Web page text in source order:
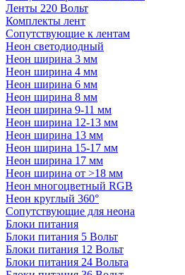
Ленты 220 Вольт
Комплекты лент
Сопутствующие к лентам
Неон светодиодный
Неон ширина 3 мм
Неон ширина 4 мм
Неон ширина 6 мм
Неон ширина 8 мм
Неон ширина 9-11 мм
Неон ширина 12-13 мм
Неон ширина 13 мм
Неон ширина 15-17 мм
Неон ширина 17 мм
Неон ширина от >18 мм
Неон многоцветный RGB
Неон круглый 360°
Сопутствующие для неона
Блоки питания
Блоки питания 5 Вольт
Блоки питания 12 Вольт
Блоки питания 24 Вольта